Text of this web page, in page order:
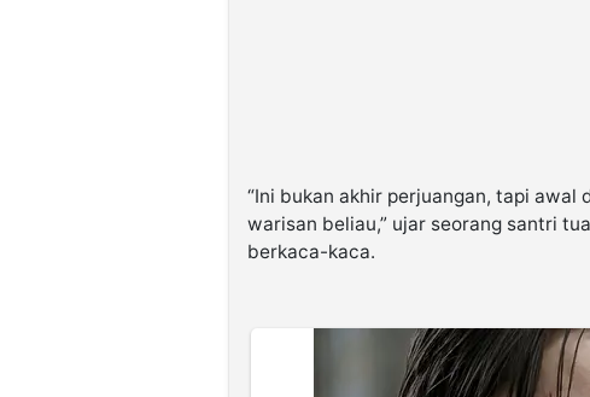
“Ini bukan akhir perjuangan, tapi
warisan beliau,” ujar seorang santri
berkaca-kaca.